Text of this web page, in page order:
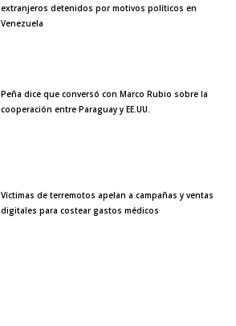
extranjeros detenidos por motivos políticos en
Venezuela
Peña dice que conversó con Marco Rubio sobre la
cooperación entre Paraguay y EE.UU.
Víctimas de terremotos apelan a campañas y ventas
digitales para costear gastos médicos